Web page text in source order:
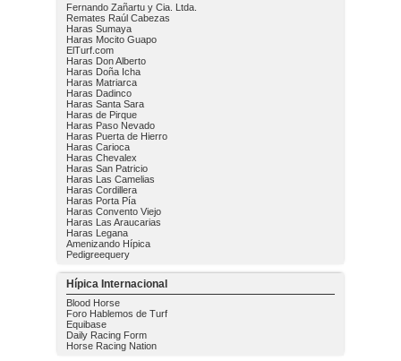
Fernando Zañartu y Cia. Ltda.
Remates Raúl Cabezas
Haras Sumaya
Haras Mocito Guapo
ElTurf.com
Haras Don Alberto
Haras Doña Icha
Haras Matriarca
Haras Dadinco
Haras Santa Sara
Haras de Pirque
Haras Paso Nevado
Haras Puerta de Hierro
Haras Carioca
Haras Chevalex
Haras San Patricio
Haras Las Camelias
Haras Cordillera
Haras Porta Pía
Haras Convento Viejo
Haras Las Araucarias
Haras Legana
Amenizando Hípica
Pedigreequery
Hípica Internacional
Blood Horse
Foro Hablemos de Turf
Equibase
Daily Racing Form
Horse Racing Nation